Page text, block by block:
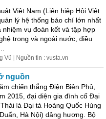
Việt Nam (Liên hiệp Hội Việt
lý hệ thống báo chí lớn nhất
nhiệm vụ đoàn kết và tập hợp
trong và ngoài nước, điều
Vũ | Nguồn tin : vusta.vn
nguồn
chiến thắng Điện Biên Phủ,
2015, đại diện gia đình cố Đại
là Đại tá Hoàng Quốc Hùng
Hà Nội) dâng hương. Bộ